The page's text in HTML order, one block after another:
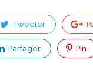
Tweeter
Partager Pin